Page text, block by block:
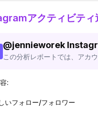
アクティビティ
@jennieworek
この分析レポートでは、アカ
:
いフォロー/フォロワー